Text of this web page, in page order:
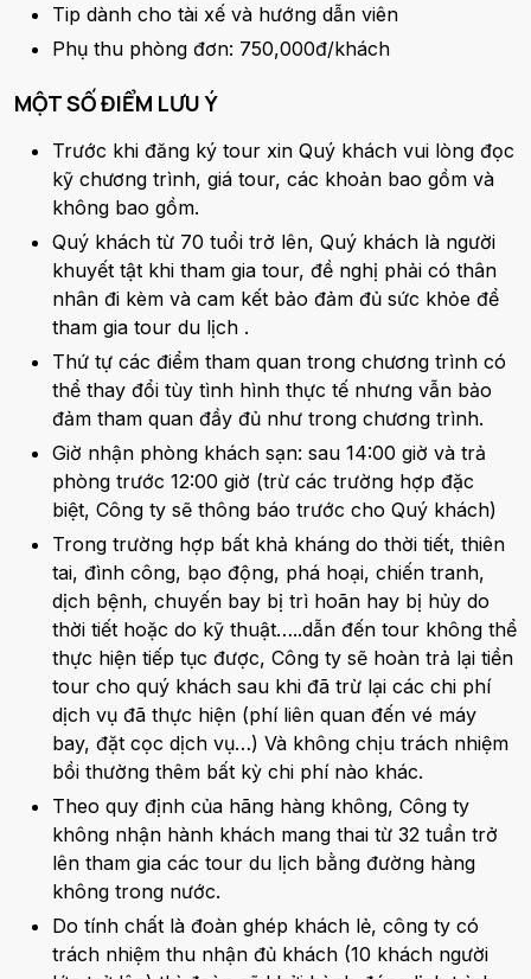
Tip dành cho tài xế và hướng dẫn viên
Phụ thu phòng đơn: 750,000đ/khách
MỘT SỐ ĐIỂM LƯU Ý
Trước khi đăng ký tour xin Quý khách vui lòng đọc
kỹ chương trình, giá tour, các khoản bao gồm và
không bao gồm.
Quý khách từ 70 tuổi trở lên, Quý khách là người
khuyết tật khi tham gia tour, đề nghị phải có thân
nhân đi kèm và cam kết bảo đảm đủ sức khỏe để
tham gia tour du lịch .
Thứ tự các điểm tham quan trong chương trình có
thể thay đổi tùy tình hình thực tế nhưng vẫn bảo
đảm tham quan đầy đủ như trong chương trình.
Giờ nhận phòng khách sạn: sau 14:00 giờ và trả
phòng trước 12:00 giờ (trừ các trường hợp đặc
biệt, Công ty sẽ thông báo trước cho Quý khách)
Trong trường hợp bất khả kháng do thời tiết, thiên
tai, đình công, bạo động, phá hoại, chiến tranh,
dịch bệnh, chuyến bay bị trì hoãn hay bị hủy do
thời tiết hoặc do kỹ thuật…..dẫn đến tour không thể
thực hiện tiếp tục được, Công ty sẽ hoàn trả lại tiền
tour cho quý khách sau khi đã trừ lại các chi phí
dịch vụ đã thực hiện (phí liên quan đến vé máy
bay, đặt cọc dịch vụ…) Và không chịu trách nhiệm
bồi thường thêm bất kỳ chi phí nào khác.
Theo quy định của hãng hàng không, Công ty
không nhận hành khách mang thai từ 32 tuần trở
lên tham gia các tour du lịch bằng đường hàng
không trong nước.
Do tính chất là đoàn ghép khách lẻ, công ty có
trách nhiệm thu nhận đủ khách (10 khách người